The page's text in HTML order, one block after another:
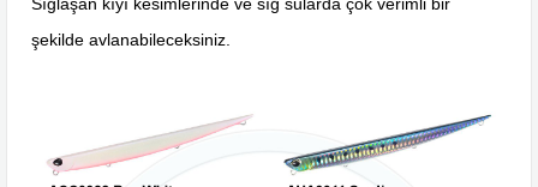
şekilde avlanabileceksiniz.